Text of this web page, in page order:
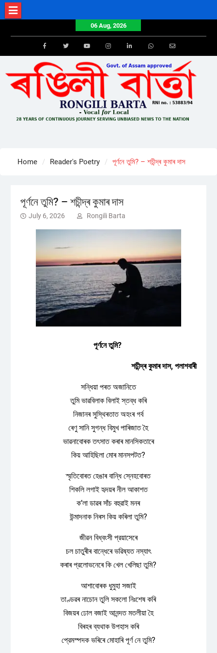
Skip
to
06 Aug, 2026
FacebookTwitterYoutube Email
Home Reader's Poetry পূর্ণনে তুমি? – শচীন্দ্ৰ কুমাৰ দাস
পূর্ণনে তুমি? – শচীন্দ্ৰ কুমাৰ দাস
July 6, 2026 Rongili Barta
পূর্ণনে তুমি?
শচীন্দ্ৰ কুমাৰ দাস, পলাশবাৰী
সন্ধিয়া পৰত অজানিতে
তুমি ভাৱবিলাক বিলাই স্তব্ধ কৰি
নিজানৰ সুস্থিৰতাত অহংৰ গৰ্ব
ৰেণু সানি সুগন্ধ বিমুখ পাৰিজাত হৈ
ভাৱনাবোৰক তৎসাত কৰাৰ মানসিকতাৰে
কিয় আহিছিলা মোৰ মানসপটত?
স্মৃতিবোৰত হেঙাৰ বান্ধি স্নেহবোৰত
শিকলি লগাই হৃদয়ৰ নীল আকাশত
ক’লা ডাৱৰ সাঁচ বহুৱাই মনৰ
উন্মাদনাক নিৰস কিয় কৰিলা তুমি?
জীৱন বিধ্বংসী প্রয়াসেৰে
চল চাতুৰীৰ বান্ধেৰে ভৱিষ্যত নস্যাৎ
কৰাৰ প্রলোভনেৰে কি খেল খেলিছা তুমি?
আশাবোৰক ধুমুহা সজাই
তাণ্ডৱৰ নাচোন তুলি সকলো নিঃশেষ কৰি
বিজয়ৰ ঢোল বজাই আনন্দত মতলীয়া হৈ
বিৰহৰ ব্যথাক উপহাস কৰি
প্রেমস্পদক ভৰিৰে মোহাৰি পূর্ণ নে তুমি?